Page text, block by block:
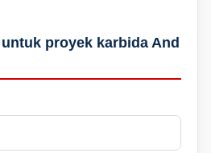
proyek karbida And